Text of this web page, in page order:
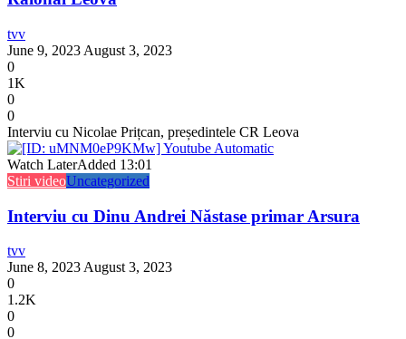
tvv
June 9, 2023 August 3, 2023
0
1K
0
0
Interviu cu Nicolae Prițcan, președintele CR Leova
Watch LaterAdded 13:01
Stiri videoUncategorized
Interviu cu Dinu Andrei Năstase primar Arsura
tvv
June 8, 2023August 3, 2023
0
1.2K
0
0